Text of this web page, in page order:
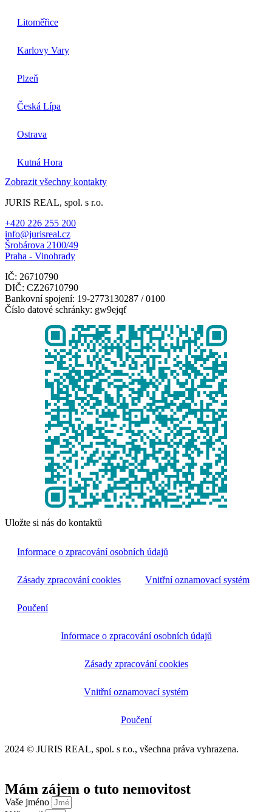
Litoměřice
Karlovy Vary
Plzeň
Česká Lípa
Ostrava
Kutná Hora
Zobrazit všechny kontakty
JURIS REAL, spol. s r.o.
+420 226 255 200
info@jurisreal.cz
Šrobárova 2100/49
Praha - Vinohrady
IČ: 26710790
DIČ: CZ26710790
Bankovní spojení: 19-2773130287 / 0100
Číslo datové schránky: gw9ejqf
Uložte si nás do kontaktů
Informace o zpracování osobních údajů
Zásady zpracování cookies Vnitřní oznamovací systém
Poučení
Informace o zpracování osobních údajů
Zásady zpracování cookies
Vnitřní oznamovací systém
Poučení
2024 © JURIS REAL, spol. s r.o., všechna práva vyhrazena.
Mám zájem o tuto nemovitost
Vaše jméno